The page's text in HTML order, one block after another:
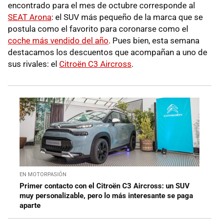
encontrado para el mes de octubre corresponde al
SEAT Arona: el SUV más pequeño de la marca que se
postula como el favorito para coronarse como el
coche más vendido del año. Pues bien, esta semana
destacamos los descuentos que acompañan a uno de
sus rivales: el Citroën C3 Aircross.
EN MOTORPASIÓN
Primer contacto con el Citroën C3 Aircross: un SUV
muy personalizable, pero lo más interesante se paga
aparte